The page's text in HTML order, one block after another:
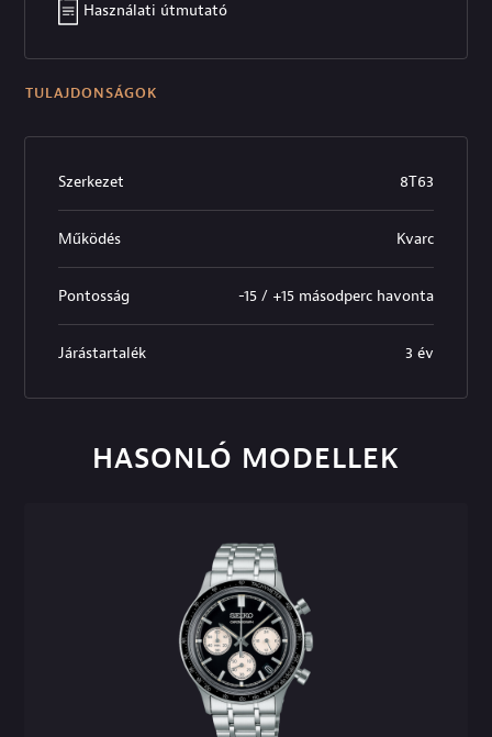
Használati útmutató
TULAJDONSÁGOK
Szerkezet 8T63
Működés Kvarc
Pontosság -15 / +15 másodperc havonta
Járástartalék 3 év
HASONLÓ MODELLEK